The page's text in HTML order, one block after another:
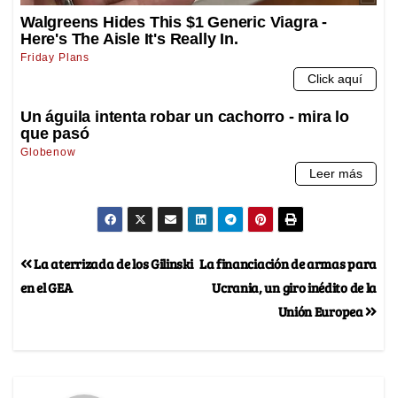
La financiación de armas para
Ucrania, un giro inédito de la
Unión Europea
La aterrizada de los Gilinski
en el GEA